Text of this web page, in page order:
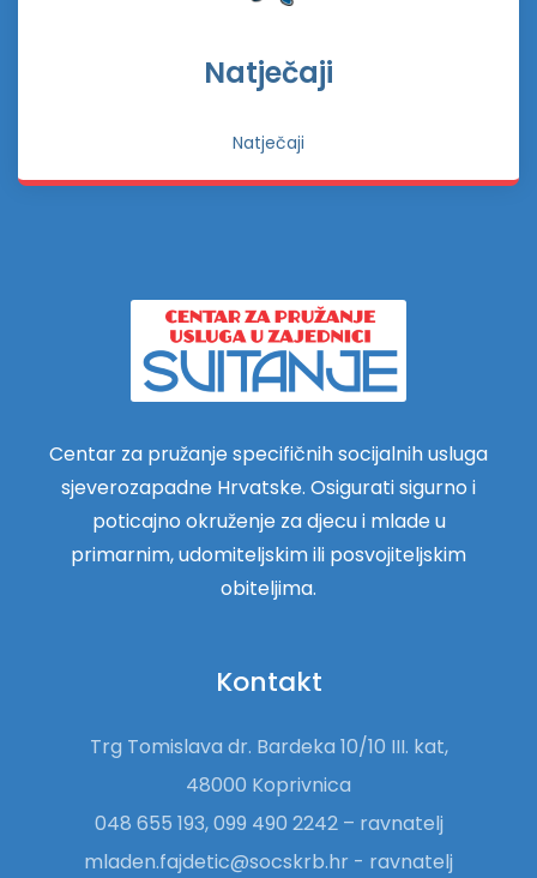
Natječaji
Natječaji
Centar za pružanje specifičnih socijalnih usluga
sjeverozapadne Hrvatske. Osigurati sigurno i
poticajno okruženje za djecu i mlade u
primarnim, udomiteljskim ili posvojiteljskim
obiteljima.
Kontakt
Trg Tomislava dr. Bardeka 10/10 III. kat,
48000 Koprivnica
048 655 193, 099 490 2242 – ravnatelj
mladen.fajdetic@socskrb.hr - ravnatelj